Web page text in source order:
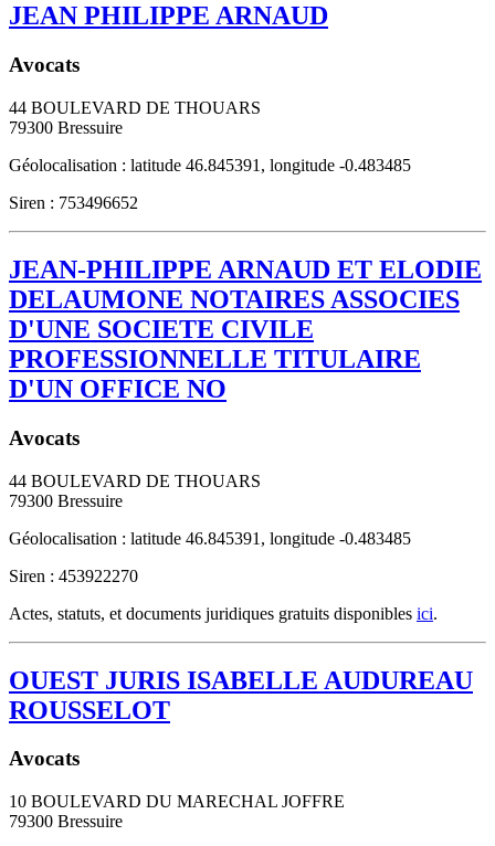
JEAN PHILIPPE ARNAUD
Avocats
44 BOULEVARD DE THOUARS
79300 Bressuire
Géolocalisation : latitude 46.845391, longitude -0.483485
Siren : 753496652
JEAN-PHILIPPE ARNAUD ET ELODIE
DELAUMONE NOTAIRES ASSOCIES
D'UNE SOCIETE CIVILE
PROFESSIONNELLE TITULAIRE
D'UN OFFICE NO
Avocats
44 BOULEVARD DE THOUARS
79300 Bressuire
Géolocalisation : latitude 46.845391, longitude -0.483485
Siren : 453922270
Actes, statuts, et documents juridiques gratuits disponibles ici.
OUEST JURIS ISABELLE AUDUREAU
ROUSSELOT
Avocats
10 BOULEVARD DU MARECHAL JOFFRE
79300 Bressuire